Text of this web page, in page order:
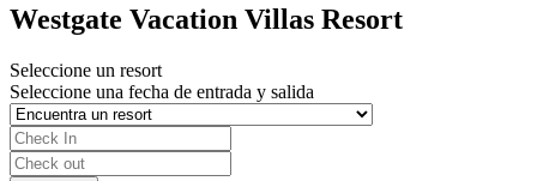
Westgate Vacation Villas Resort
Seleccione un resort
Seleccione una fecha de entrada y salida